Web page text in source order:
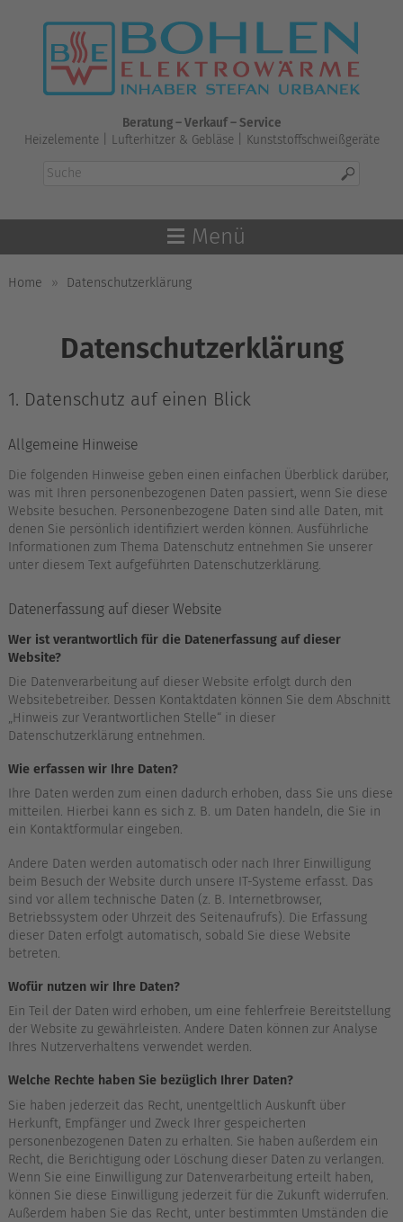
Beratung – Verkauf – Service
Heizelemente | Lufterhitzer & Gebläse | Kunststoffschweißgeräte
Menü
Home » Datenschutzerklärung
Datenschutzerklärung
1. Datenschutz auf einen Blick
Allgemeine Hinweise
Die folgenden Hinweise geben einen einfachen Überblick darüber,
was mit Ihren personenbezogenen Daten passiert, wenn Sie diese
Website besuchen. Personenbezogene Daten sind alle Daten, mit
denen Sie persönlich identifiziert werden können. Ausführliche
Informationen zum Thema Datenschutz entnehmen Sie unserer
unter diesem Text aufgeführten Datenschutzerklärung.
Datenerfassung auf dieser Website
Wer ist verantwortlich für die Datenerfassung auf dieser
Website?
Die Datenverarbeitung auf dieser Website erfolgt durch den
Websitebetreiber. Dessen Kontaktdaten können Sie dem Abschnitt
„Hinweis zur Verantwortlichen Stelle“ in dieser
Datenschutzerklärung entnehmen.
Wie erfassen wir Ihre Daten?
Ihre Daten werden zum einen dadurch erhoben, dass Sie uns diese
mitteilen. Hierbei kann es sich z. B. um Daten handeln, die Sie in
ein Kontaktformular eingeben.
Andere Daten werden automatisch oder nach Ihrer Einwilligung
beim Besuch der Website durch unsere IT-Systeme erfasst. Das
sind vor allem technische Daten (z. B. Internetbrowser,
Betriebssystem oder Uhrzeit des Seitenaufrufs). Die Erfassung
dieser Daten erfolgt automatisch, sobald Sie diese Website
betreten.
Wofür nutzen wir Ihre Daten?
Ein Teil der Daten wird erhoben, um eine fehlerfreie Bereitstellung
der Website zu gewährleisten. Andere Daten können zur Analyse
Ihres Nutzerverhaltens verwendet werden.
Welche Rechte haben Sie bezüglich Ihrer Daten?
Sie haben jederzeit das Recht, unentgeltlich Auskunft über
Herkunft, Empfänger und Zweck Ihrer gespeicherten
personenbezogenen Daten zu erhalten. Sie haben außerdem ein
Recht, die Berichtigung oder Löschung dieser Daten zu verlangen.
Wenn Sie eine Einwilligung zur Datenverarbeitung erteilt haben,
können Sie diese Einwilligung jederzeit für die Zukunft widerrufen.
Außerdem haben Sie das Recht, unter bestimmten Umständen die